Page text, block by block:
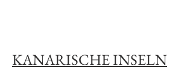
KANARISCHE INSELN